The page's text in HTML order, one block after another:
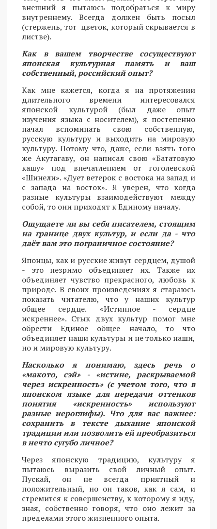
внешний я пытаюсь подобраться к миру
внутреннему. Всегда должен быть посыл
(стержень, тот цветок, который скрывается в
листве).
Как в вашем творчестве сосуществуют
японская культурная память и ваш
собственный, российский опыт?
Как мне кажется, когда я на протяжении
длительного времени интересовался
японской культурой (был даже опыт
изучения языка с носителем), я постепенно
начал вспоминать свою собственную,
русскую культуру и выходить на мировую
культуру. Потому что, даже, если взять того
же Акутагаву, он написал свою «Бататовую
кашу» под впечатлением от гоголевской
«Шинели». «Дует ветерок с востока на запад и
с запада на восток». Я уверен, что когда
разные культуры взаимодействуют между
собой, то они приходят к Единому началу.
Ощущаете ли вы себя писателем, стоящим
на границе двух культур, и если да - что
даёт вам это пограничное состояние?
Японцы, как и русские живут сердцем, душой
- это незримо объединяет их. Также их
объединяет чувство прекрасного, любовь к
природе. В своих произведениях я стараюсь
показать читателю, что у наших культур
общее сердце. «Истинное - сердце
искреннее». Стык двух культур помог мне
обрести Единое общее начало, то что
объединяет наши культуры и не только наши,
но и мировую культуру.
Насколько я понимаю, здесь речь о
«макото, сэй» - «истине, раскрываемой
через искренность» (с учетом того, что в
японском языке для передачи оттенков
понятия «искренность» используют
разные иероглифы). Что для вас важнее:
сохранить в тексте дыхание японской
традиции или позволить ей преобразиться
в нечто сугубо личное?
Через японскую традицию, культуру я
пытаюсь выразить свой личный опыт.
Пускай, он не всегда приятный и
положительный, но он таков, как я сам, и
стремится к совершенству, к которому я иду,
зная, собственно говоря, что оно лежит за
пределами этого жизненного опыта.